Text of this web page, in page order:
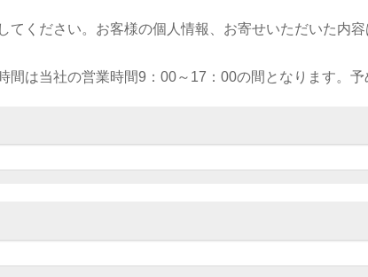
てください。お客様の個人情報、お寄せいただいた内
間は当社の営業時間9：00～17：00の間となります。予